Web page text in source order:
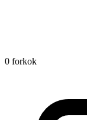
0 forkok